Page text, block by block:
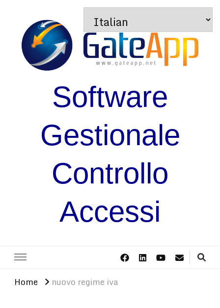
Software
Gestionale
Controllo
Accessi
Home nuovo regime iva